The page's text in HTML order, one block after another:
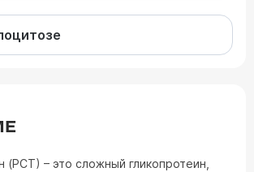
(РСТ) – это сложный гликопротеин,